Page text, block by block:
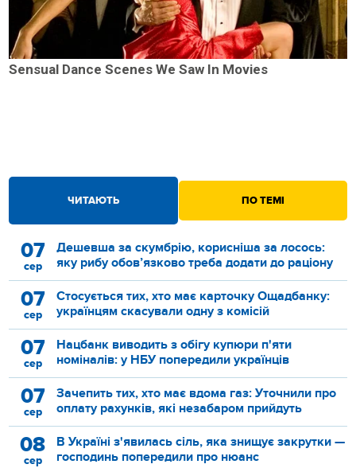
ЧИТАЮТЬ ПО ТЕМІ
07
сер
Дешевша за скумбрію, корисніша за лосось:
яку рибу обов’язково треба додати до раціону
07
сер
Стосується тих, хто має карточку Ощадбанку:
українцям скасували одну з комісій
07
сер
Нацбанк виводить з обігу купюри п'яти
номіналів: у НБУ попередили українців
07
сер
Зачепить тих, хто має вдома газ: Уточнили про
оплату рахунків, які незабаром прийдуть
08
сер
В Україні з'явилась сіль, яка знищує закрутки —
господинь попередили про нюанс
Sensual Dance Scenes We Saw In Movies